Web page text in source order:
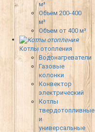
м³
Объем 200-400
м³
Объем от 400 м³
Котлы отопления
Водонагреватели
Газовые
колонки
Конвектор
электрический
Котлы
твердотопливные
и
универсальные